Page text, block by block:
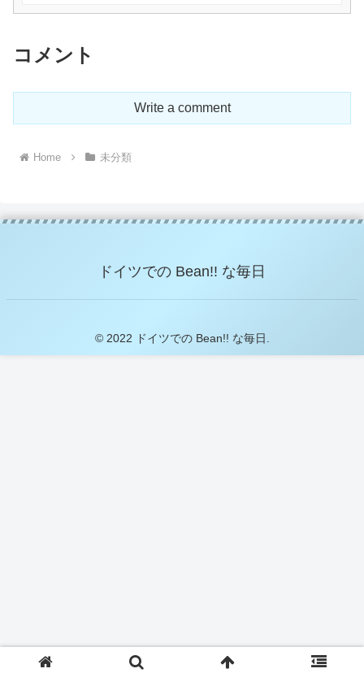
コメント
Write a comment
Home 未分類
ドイツでの Bean!! な毎日
© 2022 ドイツでの Bean!! な毎日.